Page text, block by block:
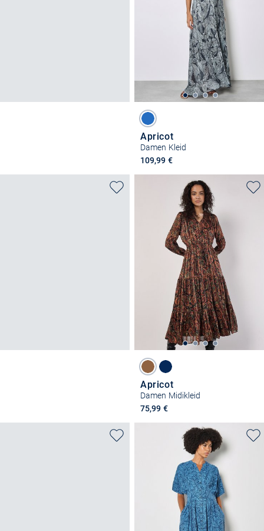
Apricot
Damen Kleid
109,99 €
Apricot
Damen Midikleid
75,99 €